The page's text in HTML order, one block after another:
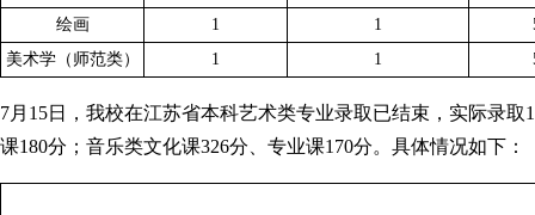
绘画
1 1
美术学（师范类）
1 1
7月15日，我校在江苏省本科艺术类专业录取已结束，实际录
课180分；音乐类文化课326分、专业课170分。具体情况如下：